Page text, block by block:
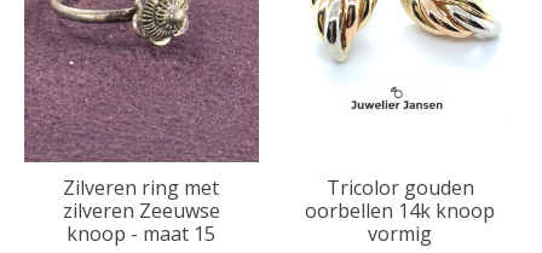
Zilveren ring met
zilveren Zeeuwse
knoop - maat 15
Tricolor gouden
oorbellen 14k knoop
vormig